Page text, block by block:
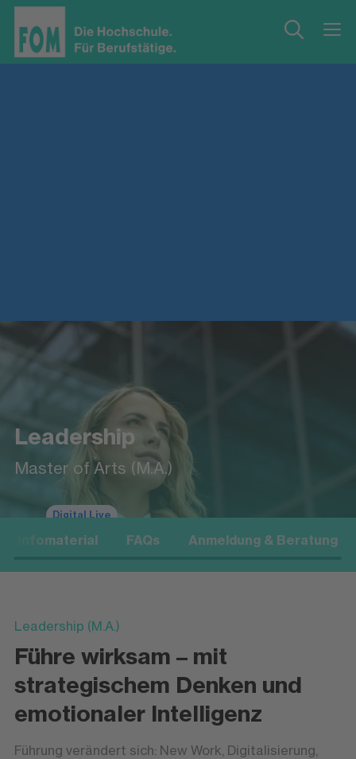
Leadership
Master of Arts (M.A.)
Digital Live
Infomaterial FAQs Anmeldung & Beratung
Leadership (M.A.)
Führe wirksam – mit
strategischem Denken und
emotionaler Intelligenz
Führung verändert sich: New Work, Digitalisierung,